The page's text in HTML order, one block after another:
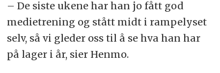
– De siste ukene har han jo fått god
medietrening og stått midt i rampelyset
selv, så vi gleder oss til å se hva han har
på lager i år, sier Henmo.